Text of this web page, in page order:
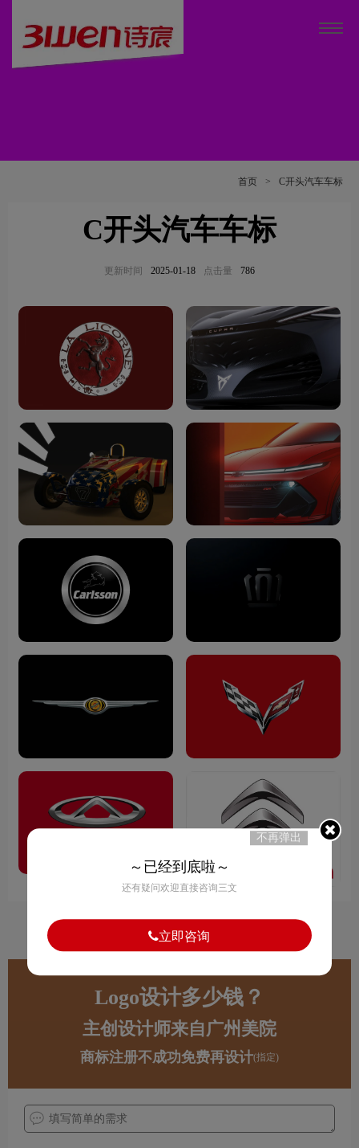
首页 > C开头汽车车标
C开头汽车车标
更新时间 2025-01-18 点击量 786
1
Logo设计多少钱？
主创设计师来自广州美院
商标注册不成功免费再设计(指定)
不再弹出
～已经到底啦～
还有疑问欢迎直接咨询三文
立即咨询